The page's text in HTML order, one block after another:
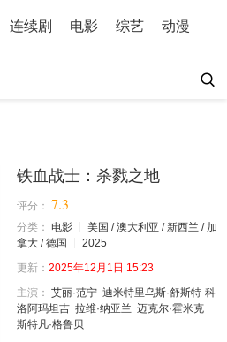
连续剧 电影 综艺 动漫
铁血战士：杀戮之地
评分： 7.3
分类： 电影
美国 / 澳大利亚 / 新西兰 / 加
拿大 / 德国
2025
更新： 2025年12月1日 15:23
主演： 艾丽·范宁 迪米特里乌斯·舒斯特-科
洛阿玛坦吉 拉维·纳亚兰 迈克尔·霍米克
斯特凡·格鲁贝